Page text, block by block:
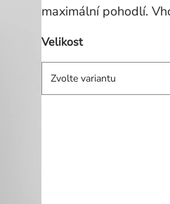
Velikost
maximální pohodlí.